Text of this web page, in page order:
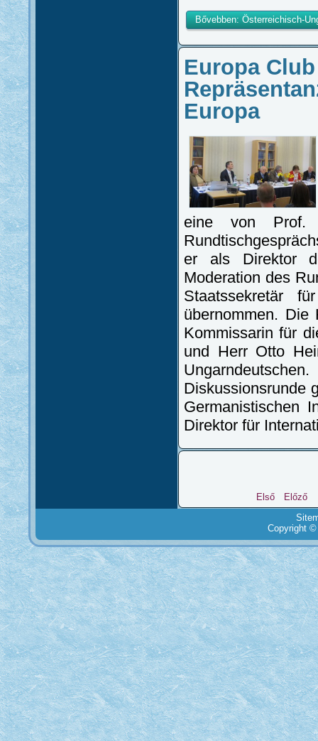
Bővebben: Österreichisch-
Europa
Europa
eine von Prof.
er als Direktor
Moderation des
Staatssekretär
übernommen. Die
Kommissarin für
und Herr Otto
Diskussionsrunde
Germanistischen
Direktor für
Első
Előző
Copyright ©